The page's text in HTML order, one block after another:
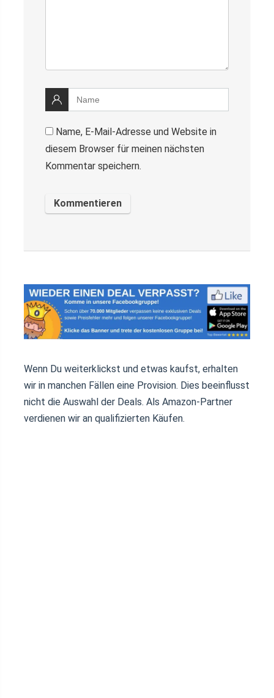
Name, E-Mail-Adresse und Website in
diesem Browser für meinen nächsten
Kommentar speichern.
Wenn Du weiterklickst und etwas kaufst, erhalten
wir in manchen Fällen eine Provision. Dies beeinflusst
nicht die Auswahl der Deals. Als Amazon-Partner
verdienen wir an qualifizierten Käufen.